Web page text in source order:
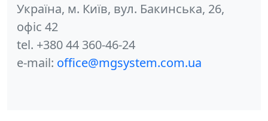
Україна, м. Київ, вул. Бакинська, 26,
офіс 42
tel. +380 44 360-46-24
e-mail: office@mgsystem.com.ua